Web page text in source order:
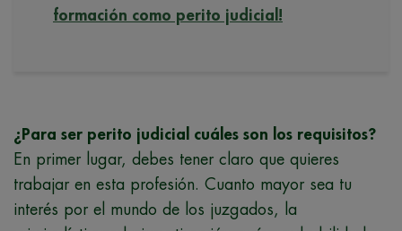
formación como perito judicial!
¿Para ser perito judicial cuáles son los requisitos?
En primer lugar, debes tener claro que quieres
trabajar en esta profesión. Cuanto mayor sea tu
interés por el mundo de los juzgados, la